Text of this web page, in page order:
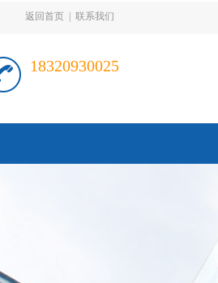
返回首页 联系我们
18320930025